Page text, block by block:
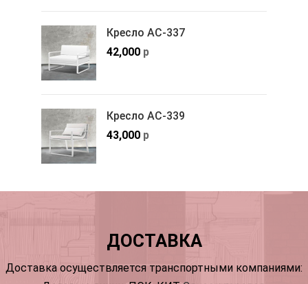
Кресло АС-337
42,000 р
Кресло АС-339
43,000 р
ДОСТАВКА
Доставка осуществляется транспортными компаниями: